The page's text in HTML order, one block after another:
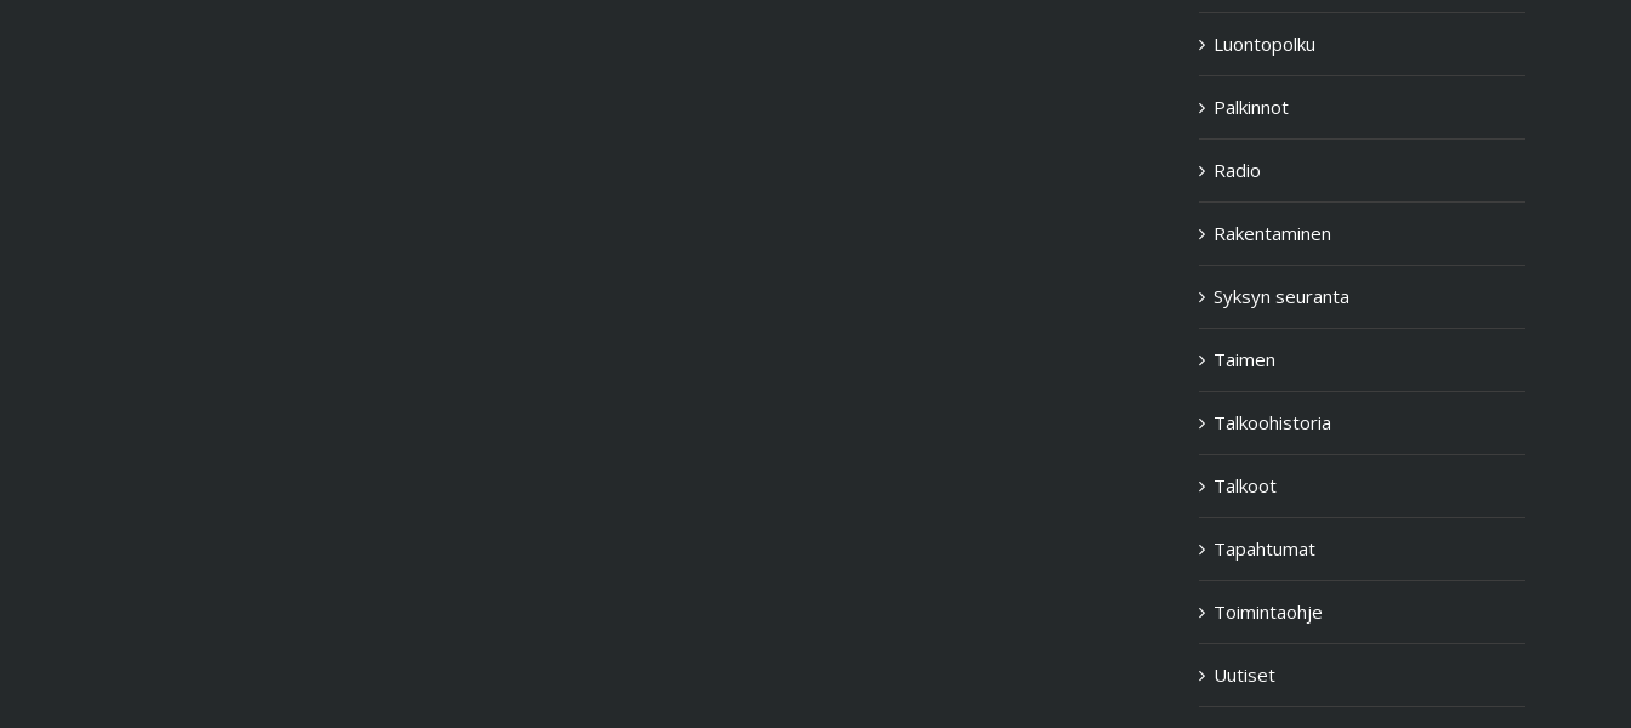
Luontopolku
Palkinnot
Radio
Rakentaminen
Syksyn seuranta
Taimen
Talkoohistoria
Talkoot
Tapahtumat
Toimintaohje
Uutiset